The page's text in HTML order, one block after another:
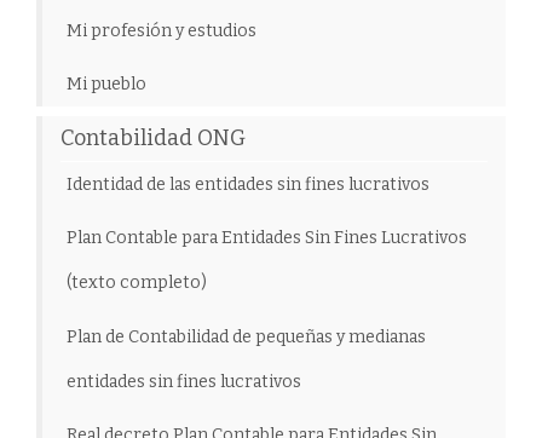
Mi profesión y estudios
Mi pueblo
Contabilidad ONG
Identidad de las entidades sin fines lucrativos
Plan Contable para Entidades Sin Fines Lucrativos
(texto completo)
Plan de Contabilidad de pequeñas y medianas
entidades sin fines lucrativos